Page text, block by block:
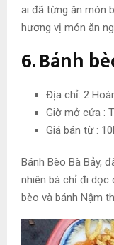
ai đã từng ăn món
hương vị món ăn
6. Bánh
Địa chỉ: 2
Giờ mở cửa :
Giá bán từ :
Bánh Bèo Bà Bảy,
nhiên bà chỉ đi dọc
bèo và bánh Nậm